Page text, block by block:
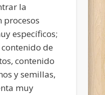
la
procesos
específicos;
de
contenido
y semillas,
muy